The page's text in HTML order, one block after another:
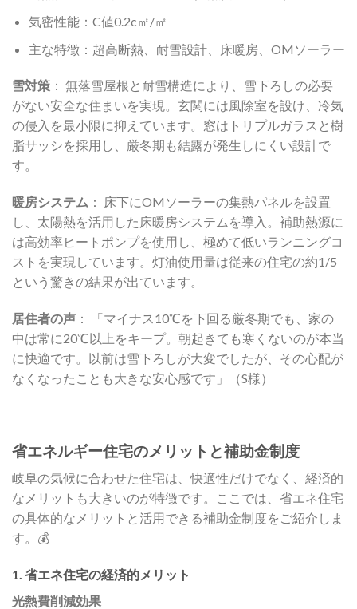
気密性能：C値0.2c㎡/㎡
主な特徴：超高断熱、耐雪設計、床暖房、OMソーラー
雪対策 ： 無落雪屋根と耐雪構造により、雪下ろしの必要
がない安全な住まいを実現。玄関には風除室を設け、冷気
の侵入を最小限に抑えています。窓はトリプルガラスと樹
脂サッシを採用し、厳冬期も結露が発生しにくい設計で
す。
暖房システム ： 床下にOMソーラーの集熱パネルを設置
し、太陽熱を活用した床暖房システムを導入。補助熱源に
は高効率ヒートポンプを使用し、極めて低いランニングコ
ストを実現しています。灯油使用量は従来の住宅の約1/5
という驚きの結果が出ています。
居住者の声 ： 「マイナス10℃を下回る厳冬期でも、家の
中は常に20℃以上をキープ。朝起きても寒くないのが本当
に快適です。以前は雪下ろしが大変でしたが、その心配が
なくなったことも大きな安心感です」（S様）
省エネルギー住宅のメリットと補助金制度
岐阜の気候に合わせた住宅は、快適性だけでなく、経済的
なメリットも大きいのが特徴です。ここでは、省エネ住宅
の具体的なメリットと活用できる補助金制度をご紹介しま
す。💰
1. 省エネ住宅の経済的メリット
光熱費削減効果